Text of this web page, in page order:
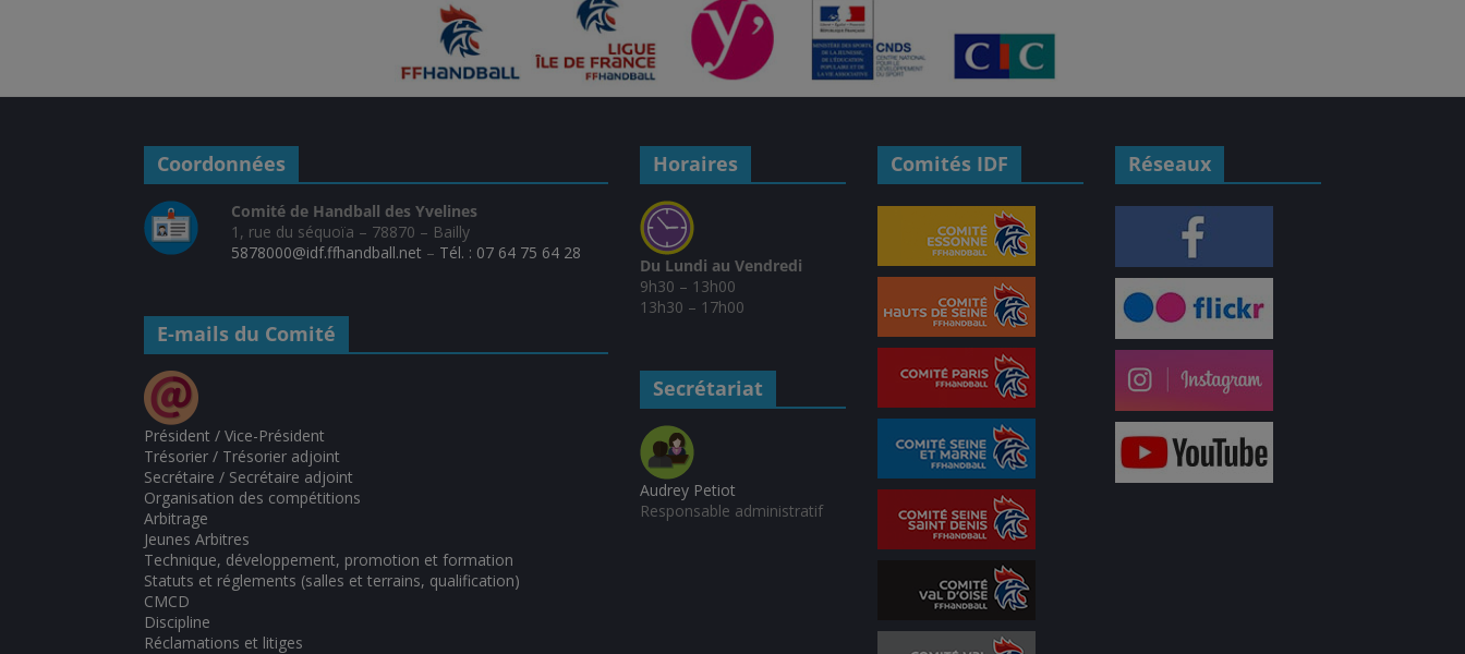
Coordonnées
Comité de Handball des Yvelines
1, rue du séquoïa – 78870 – Bailly
5878000@idf.ffhandball.net – Tél. : 07 64 75 64 28
E-mails du Comité
Président / Vice-Président
Trésorier / Trésorier adjoint
Secrétaire / Secrétaire adjoint
Organisation des compétitions
Arbitrage
Jeunes Arbitres
Technique, développement, promotion et formation
Statuts et réglements (salles et terrains, qualification)
CMCD
Discipline
Réclamations et litiges
Horaires
Du Lundi au Vendredi
9h30 – 13h00
13h30 – 17h00
Secrétariat
Audrey Petiot
Responsable administratif
Comités IDF Réseaux